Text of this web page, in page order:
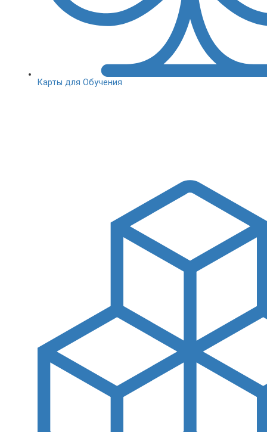
Карты для Обучения